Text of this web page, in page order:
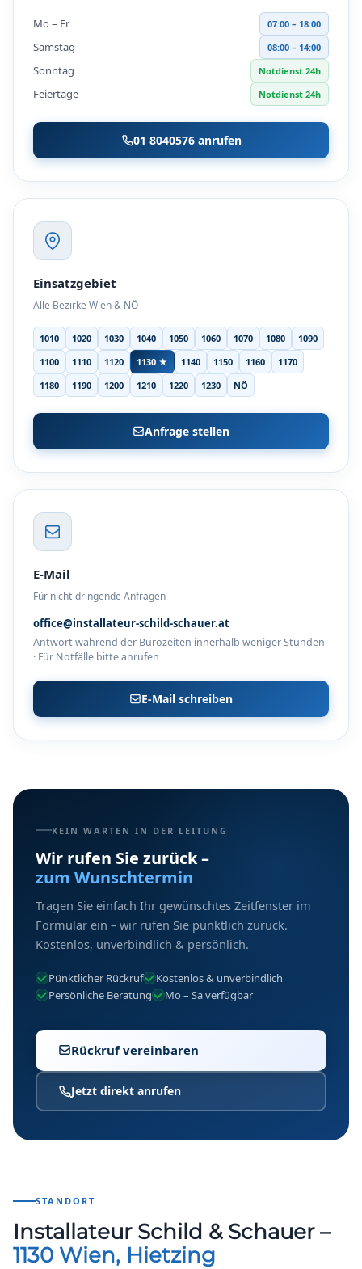
Mo – Fr 07:00 – 18:00
Samstag 08:00 – 14:00
Sonntag Notdienst 24h
Feiertage Notdienst 24h
01 8040576 anrufen
Einsatzgebiet
Alle Bezirke Wien & NÖ
1010 1020 1030 1040 1050 1060 1070 1080
1090
1100
1110 1120 1130 ★ 1140 1150 1160
1170
1180
1190 1200 1210 1220 1230 NÖ
Anfrage stellen
E-Mail
Für nicht-dringende Anfragen
office@installateur-schild-schauer.at
Antwort während der Bürozeiten innerhalb weniger Stunden
· Für Notfälle bitte anrufen
E-Mail schreiben
KEIN WARTEN IN DER LEITUNG
Wir rufen Sie zurück –
zum Wunschtermin
Tragen Sie einfach Ihr gewünschtes Zeitfenster im
Formular ein – wir rufen Sie pünktlich zurück.
Kostenlos, unverbindlich & persönlich.
Pünktlicher Rückruf
Kostenlos & unverbindlich
Persönliche Beratung
Mo – Sa verfügbar
Rückruf vereinbaren
Jetzt direkt anrufen
STANDORT
Installateur Schild & Schauer –
1130 Wien, Hietzing